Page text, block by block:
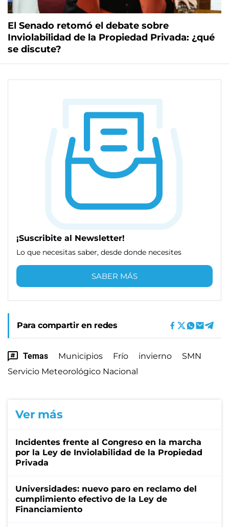
El Senado retomó el debate sobre
Inviolabilidad de la Propiedad Privada: ¿qué
se discute?
¡Suscribite al Newsletter!
Lo que necesitas saber, desde donde necesites
SABER MÁS
Para compartir en redes
Temas Municipios Frío invierno
SMN
Servicio Meteorológico Nacional
Ver más
Incidentes frente al Congreso en la marcha
por la Ley de Inviolabilidad de la Propiedad
Privada
Universidades: nuevo paro en reclamo del
cumplimiento efectivo de la Ley de
Financiamiento